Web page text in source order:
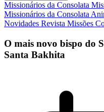
Missionários da Consolata
Missionários da Consolata
Novidades Revista Missões
O mais novo bispo do
Santa Bakhita